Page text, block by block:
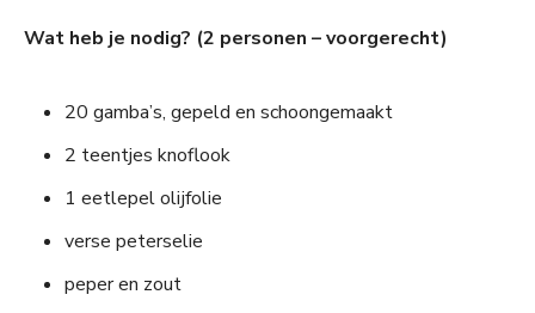
Wat heb je nodig? (2 personen – voorgerecht)
20 gamba’s, gepeld en schoongemaakt
2 teentjes knoflook
1 eetlepel olijfolie
verse peterselie
peper en zout